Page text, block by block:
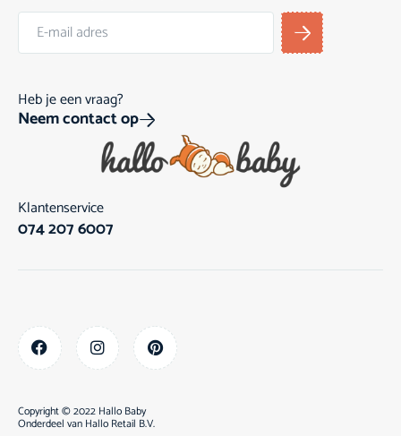
Heb je een vraag?
Neem contact op
Klantenservice
074 207 6007
Copyright © 2022 Hallo Baby
Onderdeel van Hallo Retail B.V.